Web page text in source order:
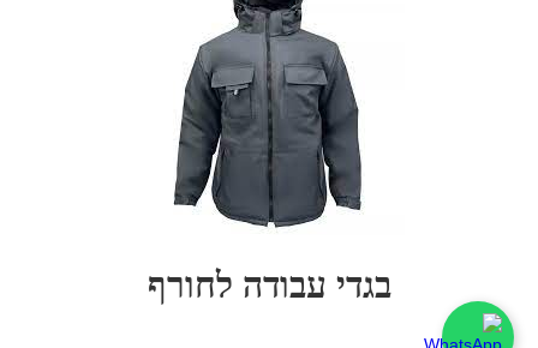
בגדי עבודה לחורף